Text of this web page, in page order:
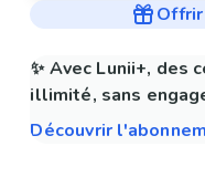
✨ Avec Lunii+, des
illimité, sans
Découvrir